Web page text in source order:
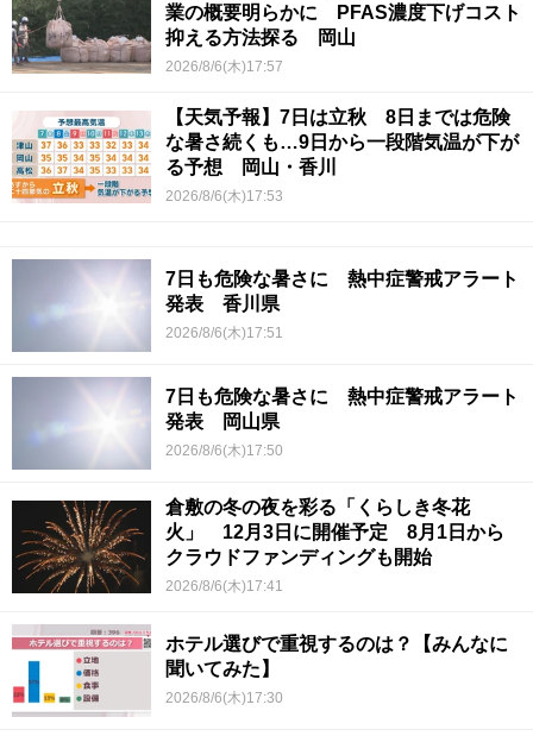
業の概要明らかに PFAS濃度下げコスト
抑える方法探る 岡山
2026/8/6(木)17:57
【天気予報】7日は立秋 8日までは危険
な暑さ続くも…9日から一段階気温が下が
る予想 岡山・香川
2026/8/6(木)17:53
7日も危険な暑さに 熱中症警戒アラート
発表 香川県
2026/8/6(木)17:51
7日も危険な暑さに 熱中症警戒アラート
発表 岡山県
2026/8/6(木)17:50
倉敷の冬の夜を彩る「くらしき冬花
火」 12月3日に開催予定 8月1日から
クラウドファンディングも開始
2026/8/6(木)17:41
ホテル選びで重視するのは？【みんなに
聞いてみた】
2026/8/6(木)17:30